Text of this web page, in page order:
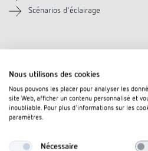
Scénarios d'éclairage
Notice d'utilisation PDF
Information Notice
CE declaration of
Nous utilisons des cookies
Nous pouvons les placer pour analyser les
site Web, afficher un contenu personnalisé et
inoubliable. Pour plus d'informations sur les
paramètres.
Nécessaire